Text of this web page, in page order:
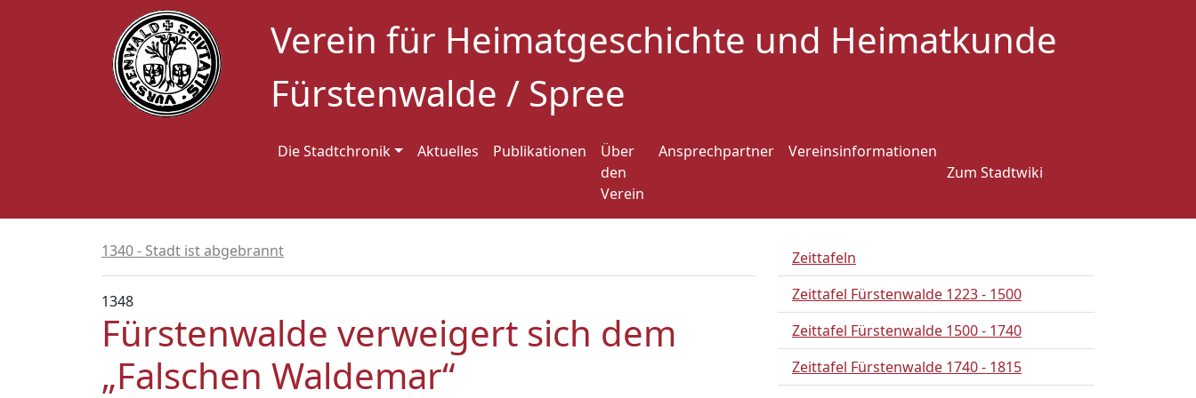
Verein für Heimatgeschichte und Heimatkunde
Fürstenwalde / Spree
Die Stadtchronik Aktuelles Publikationen
Über
den
Verein
Ansprechpartner
Vereinsinformationen
Zum Stadtwiki
1340 - Stadt ist abgebrannt
1348
Fürstenwalde verweigert sich dem
„Falschen Waldemar“
Zeittafeln
Zeittafel Fürstenwalde 1223 - 1500
Zeittafel Fürstenwalde 1500 - 1740
Zeittafel Fürstenwalde 1740 - 1815